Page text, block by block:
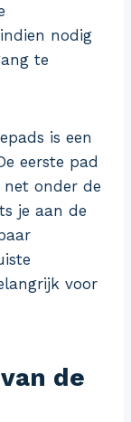
nodig
te
is een
eerste pad
onder de
je aan de
voor
de